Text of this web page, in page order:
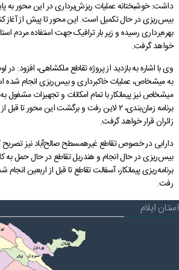
داشت: خوشبختانه عملیات ریزش‌برداری در این محور به
بیس‌ریزی در حال تکمیل است. این محور تا پیش از آغاز
بهره‌برداری رسیده و زیر بار ترافیک جهت استفاده مردم
خواهد گرفت.
وی با اشاره به بازدید از پروژه تقاطع ملکشاهی، افزود:
به میشخاص، عملیات خاکبرداری و بیس‌ریزی انجام شده
میشخاص نیز پیمانکار با تمام امکانات و تجهیزات
برنامه زمان‌بندی، ۲ لاین رفت و برگشت این محور
زائران قرار خواهد گرفت.
دارابی در خصوص تقاطع غیرهمسطح صالح‌آباد نیز تصریح
بیس‌ریزی در حال انجام و هندریل تقاطع در حال حمل
برنامه‌ریزی پیمانکار، آسفالت تقاطع تا قبل از اربعین
رفت.
استان ایلام
دفتر امور بانوان و خانواده
مدیریت بحران
دفتر برنامه ریزی نوسازی و تحول اداری
دفتر امور اداری مالی
پایگاه امر به معروف و نهی از منکر
شورای فرهنگی
پایگاه بنیاد شهید و امور ایثارگران
قرارگاه اقتصادی مقاومتی استان
فرمانداری آبدانان
فرمانداری سیروان
فرمانداری چرداول
فرمانداری هلیلان
فرمانداری ملکشاهی
فرمانداری ایوان
فرمانداری بدره
چشم انداز استان ایلام
شاخص های آماری اقتصادی
سامانه راهبری میز خدمت حضوری
سامانه مدیریت خدمات دولت
دارندگان پروانه دفاتر خدمات پیشخوان استان
سامانه انتشار و دسترسی آزاد به اطلاعات
پیشخوان ارباب رجوع (ثبت و رهگیری مکاتبات)
سامانه آموزش، پژوهش و مدیریت دانش
شرح وظایف استانداری
نمودار سازمانی
درباره ما
تلفن دفاتر مدیران استانداری
خط مشی تارنما
بیانیه راهبرد مشارکت عمومی
تصمیم گیری الکترونیکی
بیانیه حریم خصوصی
دستورالعمل بروزرسانی سایت
بیانیه توافقنامه سطح خدمت
ارتباط با ما در پیام رسان ها
حقوق شهروندی
نظر، انتقاد، پیشنهاد
تلفن های ضروری استان
راهنمای ثبت شکایت
راهنمای فرآیند حل اختلاف
راهنمای رسیدگی به تخلفات اداری
تماس با ما
پیام های استاندار
گالری
گالری تصاویر
گالری استاندار
گالری فیلم
اخبار انتخابات
اخبار وزارت کشور، استانداری ایلام
پربازدیدترین اخبار
نشریات استانداری
نشریات دفتر روابط عمومی
نشريات دفتر بازرسی، امور حقوقی و ارزيابی عملکرد
آرشیو اطلاعیه ها و بخشنامه ها
قوانین و مقررات
شفافیت و تعارض منافع
پیشخوان ارباب رجوع(ثبت و پیگیری مکاتبات)
پرسش و پاسخ های متداول
جستجو